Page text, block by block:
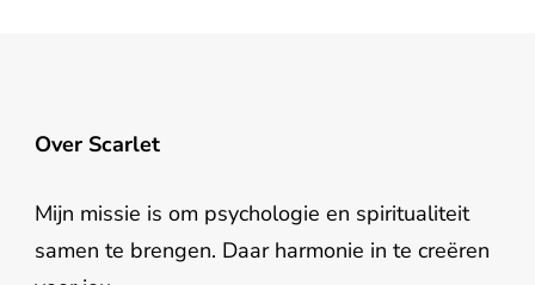
Over Scarlet
Mijn missie is om psychologie en spiritualiteit
samen te brengen. Daar harmonie in te creëren